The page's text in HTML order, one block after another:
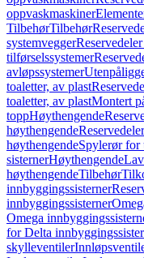
oppvaskmaskiner
TilbehørTilbehør
systemvegger
tilførselssystemer
avløpssystemer
toaletter, av plast
toaletter, av plastMontert
toppHøythengende
høythengende
høythengendeSpylerør for
sisternerHøythengende
høythengendeTilbehør
innbyggingssisterner
innbyggingssisterner
Omega
for Delta
skylleventiler